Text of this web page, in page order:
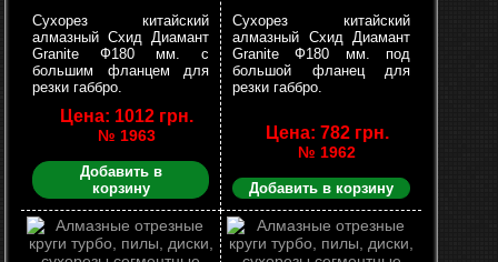
Сухорез китайский
алмазный Схид Диамант
Granite Ф180 мм. с
большим фланцем для
резки габбро.
Цена: 1012 грн.
№ 1963
Добавить в
корзину
Сухорез китайский
алмазный Схид Диамант
Granite Ф180 мм. под
большой фланец для
резки габбро.
Цена: 782 грн.
№ 1962
Добавить в корзину